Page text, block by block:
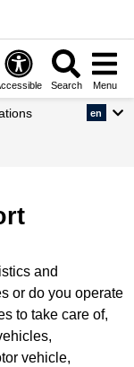
Search Menu
en
and
or do you operate
to take care of,
vehicle,